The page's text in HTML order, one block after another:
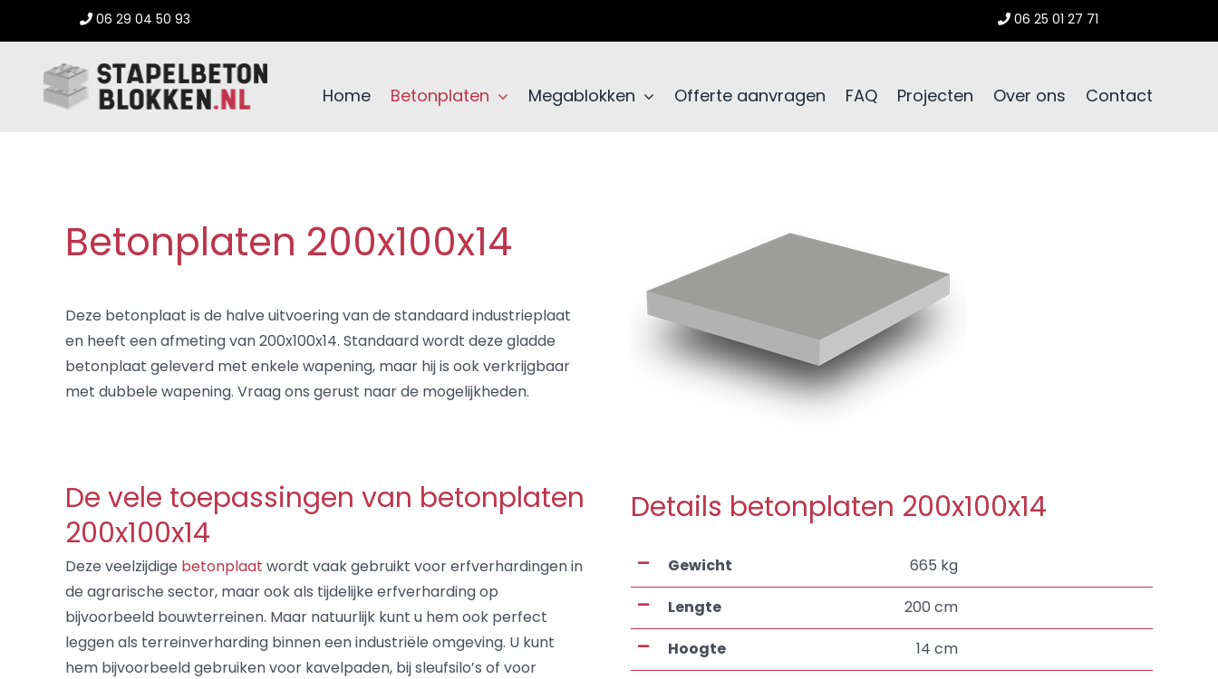
naar
06 29 04 50 93 06 25 01 27 71
Home Betonplaten Megablokken Offerte aanvragen FAQ Projecten Over ons Contact
Betonplaten 200x100x14
Deze betonplaat is de halve uitvoering van de standaard industrieplaat
en heeft een afmeting van 200x100x14. Standaard wordt deze gladde
betonplaat geleverd met enkele wapening, maar hij is ook verkrijgbaar
met dubbele wapening. Vraag ons gerust naar de mogelijkheden.
De vele toepassingen van betonplaten
200x100x14
Deze veelzijdige betonplaat wordt vaak gebruikt voor erfverhardingen in
de agrarische sector, maar ook als tijdelijke erfverharding op
bijvoorbeeld bouwterreinen. Maar natuurlijk kunt u hem ook perfect
leggen als terreinverharding binnen een industriële omgeving. U kunt
hem bijvoorbeeld gebruiken voor kavelpaden, bij sleufsilo’s of voor
Details betonplaten 200x100x14
Gewicht 665 kg
Lengte 200 cm
Hoogte 14 cm